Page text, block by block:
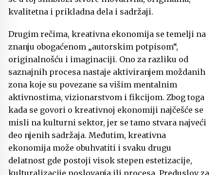
kvalitetna i prikladna dela i sadržaji.
Drugim rečima, kreativna ekonomija se temelji na
znanju obogaćenom „autorskim potpisom“,
originalnošću i imaginaciji. Ono za razliku od
saznajnih procesa nastaje aktiviranjem moždanih
zona koje su povezane sa višim mentalnim
aktivnostima, vizionarstvom i fikcijom. Zbog toga
kada se govori o kreativnoj ekonomiji najčešće se
misli na kulturni sektor, jer se tamo stvara najveći
deo njenih sadržaja. Međutim, kreativna
ekonomija može obuhvatiti i svaku drugu
delatnost gde postoji visok stepen estetizacije,
kulturalizacije poslovanja ili procesa. Preduslov za